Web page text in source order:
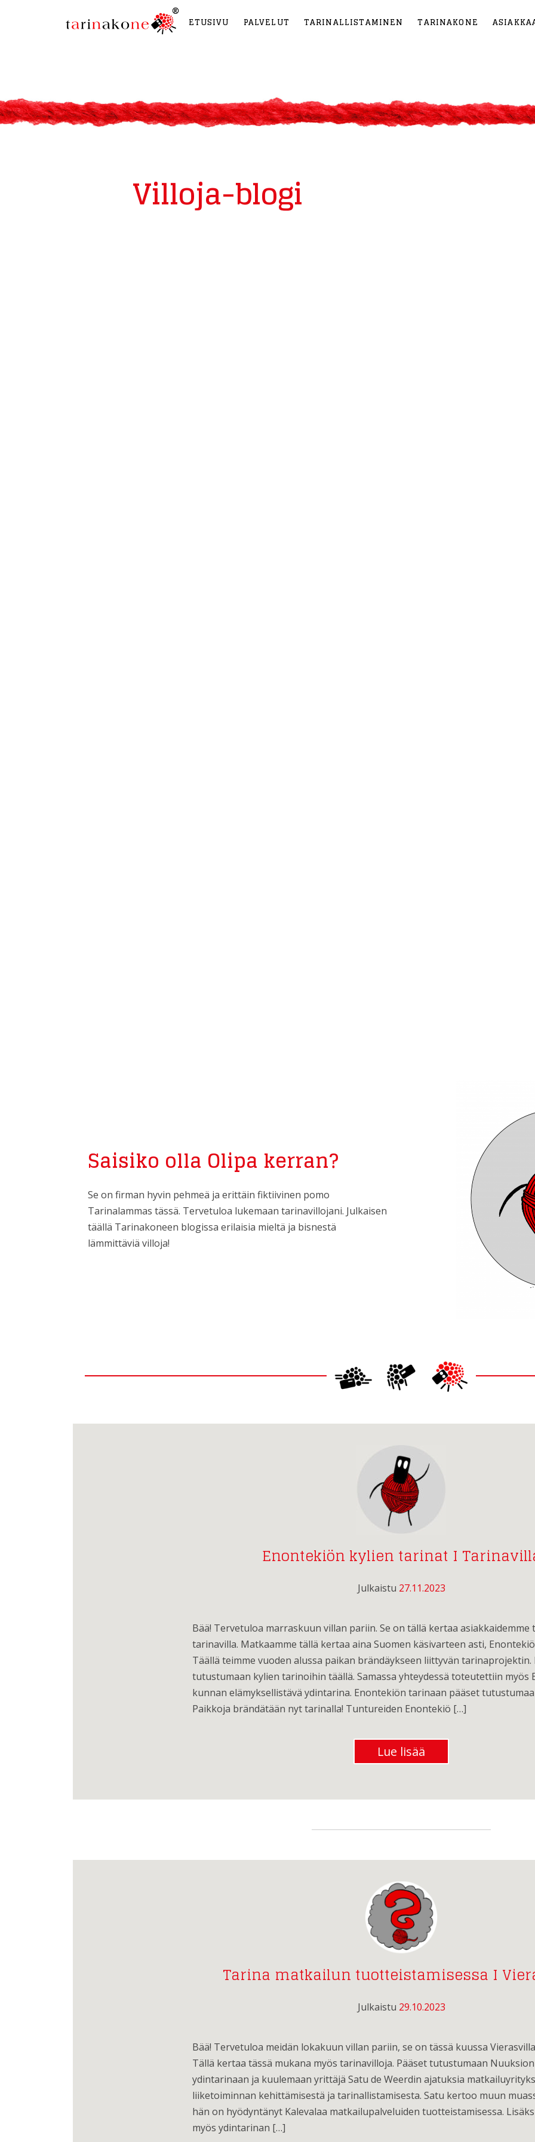
ETUSIVU PALVELUT TARINALLISTAMINEN TARINAKONE
Villoja-blogi
Saisiko olla Olipa kerran?
Se on firman hyvin pehmeä ja erittäin fiktiivinen pomo
Tarinalammas tässä. Tervetuloa lukemaan tarinavillojani. Julkaisen
täällä Tarinakoneen blogissa erilaisia mieltä ja bisnestä
lämmittäviä villoja!
Enontekiön kylien tarinat I
Julkaistu 27.11.2023
Bää! Tervetuloa marraskuun villan pariin. Se on tällä kertaa asiakkaidemme
tarinavilla. Matkaamme tällä kertaa aina Suomen käsivarteen asti,
Täällä teimme vuoden alussa paikan brändäykseen liittyvän tarinaprojektin.
tutustumaan kylien tarinoihin täällä. Samassa yhteydessä toteutettiin myös
kunnan elämyksellistävä ydintarina. Enontekiön tarinaan pääset
Paikkoja brändätään nyt tarinalla! Tuntureiden Enontekiö […]
Lue lisää
Tarina matkailun tuotteistamisessa I
Julkaistu 29.10.2023
Bää! Tervetuloa meidän lokakuun villan pariin, se on tässä kuussa
Tällä kertaa tässä mukana myös tarinavilloja. Pääset tutustumaan
ydintarinaan ja kuulemaan yrittäjä Satu de Weerdin ajatuksia
liiketoiminnan kehittämisestä ja tarinallistamisesta. Satu kertoo muun
hän on hyödyntänyt Kalevalaa matkailupalveluiden tuotteistamisessa.
myös ydintarinan […]